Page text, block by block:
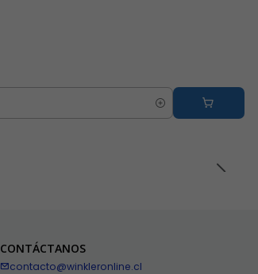
CONTÁCTANOS
contacto@winkleronline.cl